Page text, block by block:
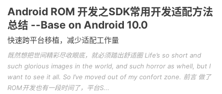
Android ROM 开发之SDK常用开发适配方法
总结 --Base on Android 10.0
快速跨平台移植，减少适配工作量
既然想把世间精彩尽收眼底，就必须踏出舒适圈 Life’s so short and
such glorious images in the world, and such horror as whell, but I
want to see it all. So I’ve moved out of my confort zone. 前言 做了
ROM开发也有一段时间了，平台S...